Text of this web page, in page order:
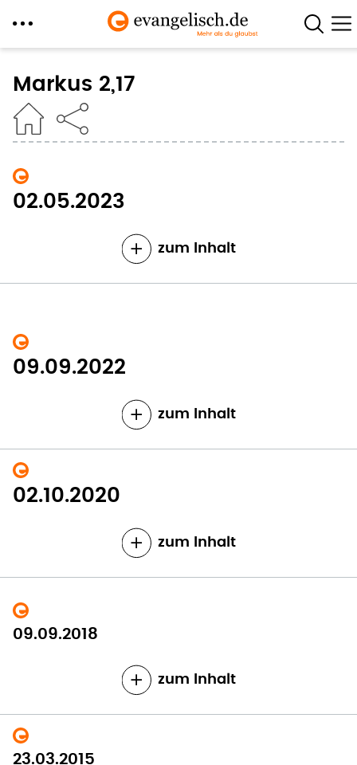
zum
Inhalt
Markus 2,17
02.05.2023
zum Inhalt
09.09.2022
zum Inhalt
02.10.2020
zum Inhalt
09.09.2018
zum Inhalt
23.03.2015